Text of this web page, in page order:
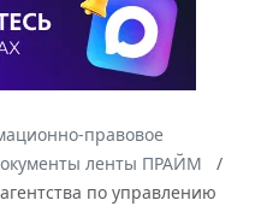
правовое
ленты ПРАЙМ
по управлению